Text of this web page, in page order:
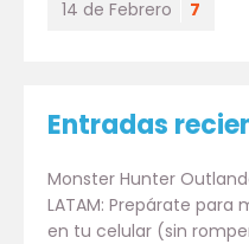
14 de Febrero 7
Entradas
Monster Hunter
LATAM: Prepárate para
en tu celular (sin